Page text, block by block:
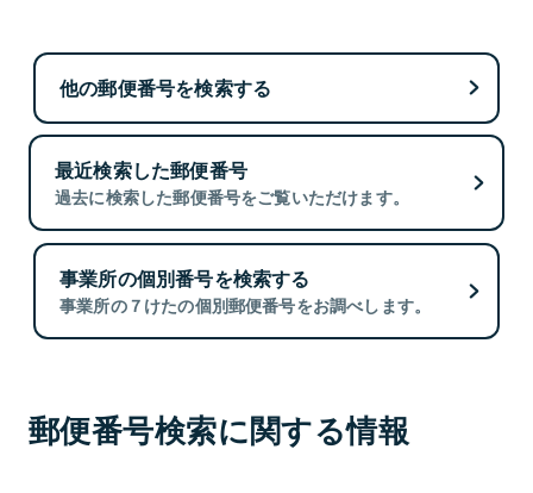
他の郵便番号を検索する
最近検索した郵便番号
過去に検索した郵便番号をご覧いただけます。
事業所の個別番号を検索する
事業所の７けたの個別郵便番号をお調べします。
郵便番号検索に関する情報